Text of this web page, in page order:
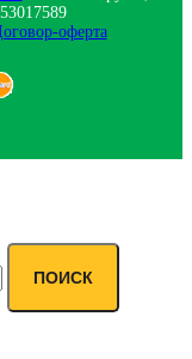
оферта
ПОИСК